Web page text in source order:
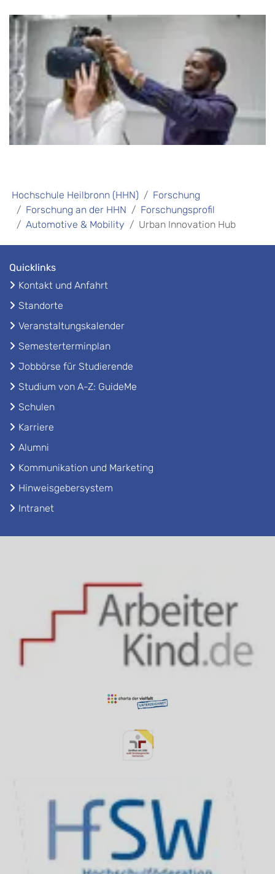
Hochschule Heilbronn (HHN)
Forschung
Forschung an der HHN
Forschungsprofil
Automotive & Mobility
Urban Innovation Hub
Quicklinks
Kontakt und Anfahrt
Standorte
Veranstaltungskalender
Semesterterminplan
Jobbörse für Studierende
Studium von A-Z: GuideMe
Schulen
Karriere
Alumni
Kommunikation und Marketing
Hinweisgebersystem
Intranet